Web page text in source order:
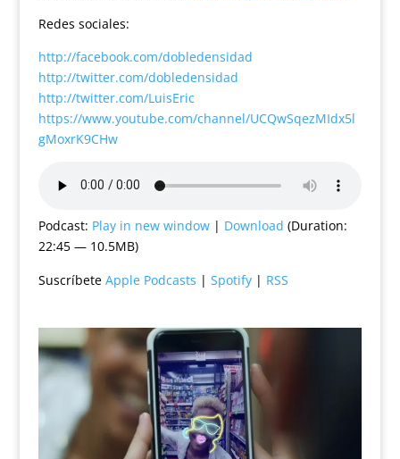
Redes sociales:
http://facebook.com/dobledensidad
http://twitter.com/dobledensidad
http://twitter.com/LuisEric
https://www.youtube.com/channel/UCQwSqezMIdx5l
gMoxrK9CHw
Podcast: Play in new window| Download (Duration:
22:45 — 10.5MB)
Suscríbete Apple Podcasts | Spotify| RSS